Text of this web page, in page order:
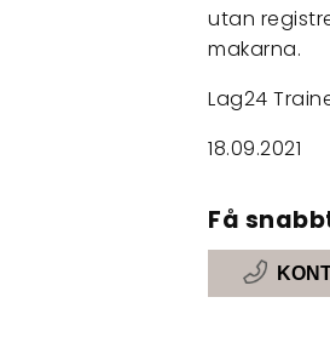
utan
makarna.
Lag24
18.09.2021
Få